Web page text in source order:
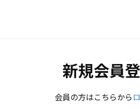
新規会員
会員の方はこちらから